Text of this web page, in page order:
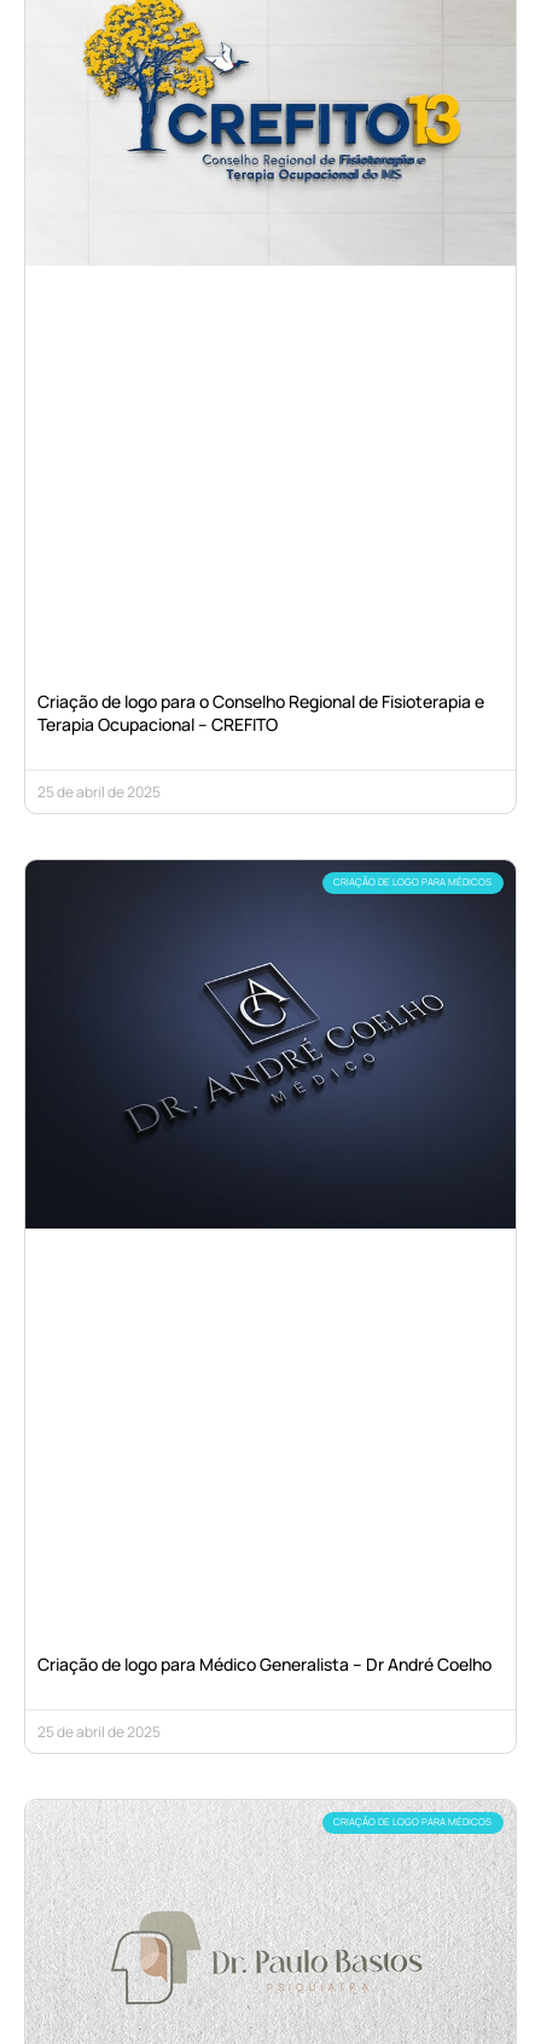
Criação de logo para o Conselho Regional de Fisioterapia e
Terapia Ocupacional – CREFITO
25 de abril de 2025
CRIAÇÃO DE LOGO PARA MÉDICOS
Criação de logo para Médico Generalista – Dr André Coelho
25 de abril de 2025
CRIAÇÃO DE LOGO PARA MÉDICOS